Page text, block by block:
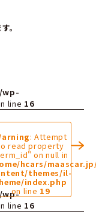
。
wp-
line 16
: Attempt
read property
on null in
hcars/
themes/il-
index.php
on line 19
wp-
line 16